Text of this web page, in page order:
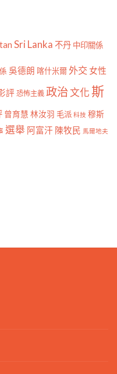
Sri Lanka 不丹 中印關係
吳德朗 喀什米爾外交 女性
評 恐怖主義 政治文化斯
曾育慧 林汝羽 毛派 科技 穆斯
選舉 阿富汗 陳牧民 馬爾地夫